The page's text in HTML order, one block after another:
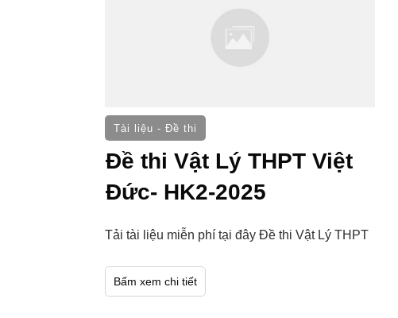
Tài liệu - Đề thi
Đề thi Vật Lý THPT Việt
Đức- HK2-2025
Tải tài liệu miễn phí tại đây Đề thi Vật Lý THPT
Bấm xem chi tiết